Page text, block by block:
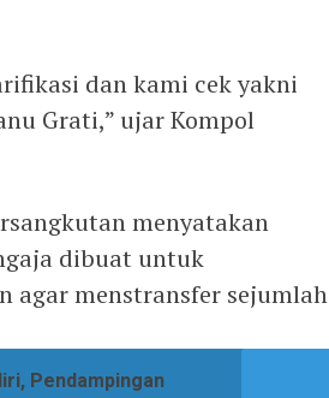
dan kami cek yakni
Grati,” ujar Kompol
menyatakan
dibuat untuk
agar menstransfer sejumlah
Pendampingan